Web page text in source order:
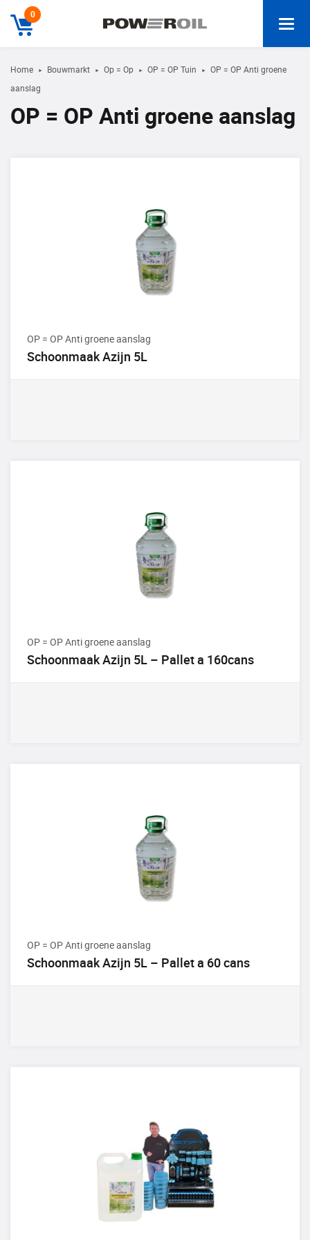
0
Home ► Bouwmarkt ► Op = Op ► OP = OP Tuin ►
OP = OP Anti groene
aanslag
OP = OP Anti groene aanslag
OP = OP Anti groene aanslag
Schoonmaak Azijn 5L
OP = OP Anti groene aanslag
Schoonmaak Azijn 5L – Pallet a 160cans
OP = OP Anti groene aanslag
Schoonmaak Azijn 5L – Pallet a 60 cans